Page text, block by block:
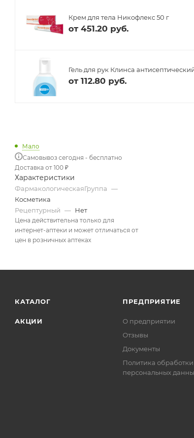
Крем для тела Никофлекс 50 г
от 451.20 руб.
Гель для рук Клинса
от 112.80 руб.
Мало
Самовывоз сегодня - бесплатно
Доставка от 100 ₽
Характеристики
ФармакологическаяГруппа —
Косметика
Рецептурный — Нет
Цена действительна только для
интернет-аптеки и может отличаться от
цен в розничных аптеках
КАТАЛОГ
АКЦИИ
ПРЕДПРИЯТИЕ
О предприятии
Отзывы
Документы
Политика обработки
персональных